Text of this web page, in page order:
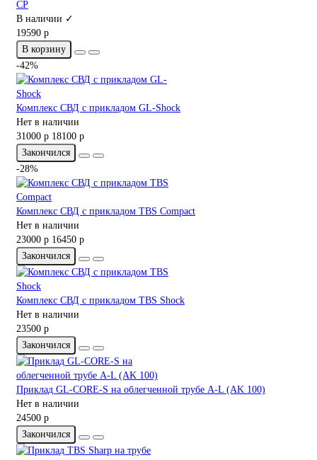
CP
В наличии ✓
19590 р
В корзину
-42%
Комплекс СВД с прикладом GL-Shock
Нет в наличии
31000 р 18100 р
Закончился
-28%
Комплекс СВД с прикладом TBS Compact
Нет в наличии
23000 р 16450 р
Закончился
Комплекс СВД с прикладом TBS Shock
Нет в наличии
23500 р
Закончился
Приклад GL-CORE-S на облегченной трубе A-L (AK 100)
Нет в наличии
24500 р
Закончился